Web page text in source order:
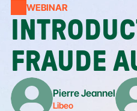
WEBINAR
FRAUDE
Pierre Jeannel
Libeo